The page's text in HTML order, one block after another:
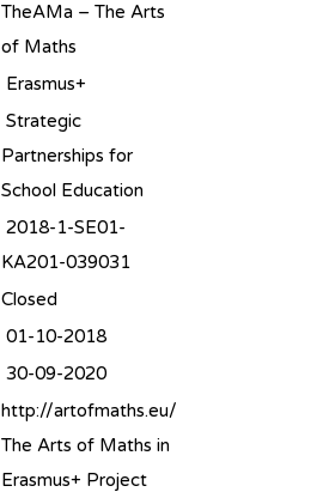
TheAMa – The Arts
of Maths
Erasmus+
Strategic
Partnerships for
School Education
2018-1-SE01-
KA201-039031
Closed
01-10-2018
30-09-2020
http://artofmaths.eu/
The Arts of Maths in
Erasmus+ Project